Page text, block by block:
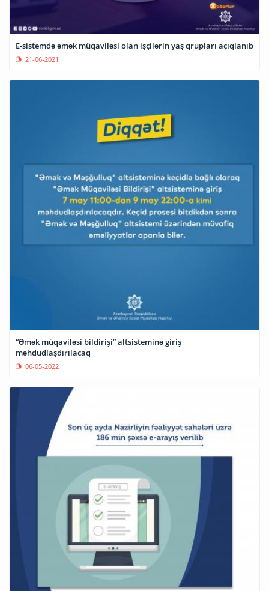
E-sistemdə əmək müqaviləsi olan işçilərin yaş qrupları açıqlanıb
21-06-2021
“Əmək müqaviləsi bildirişi” altsisteminə giriş
məhdudlaşdırılacaq
06-05-2022